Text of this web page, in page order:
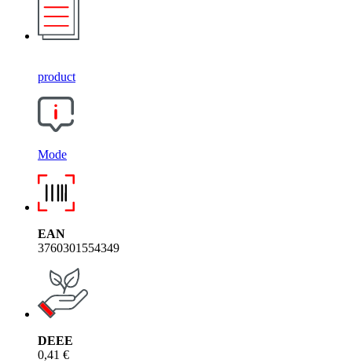
product
Mode
EAN
3760301554349
DEEE
0,41 €